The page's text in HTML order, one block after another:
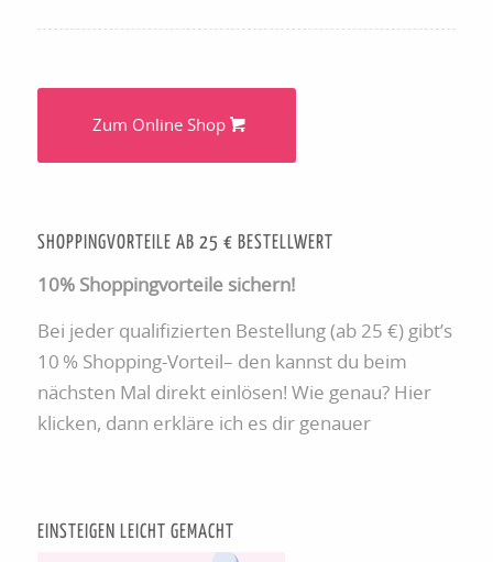
Zum Online Shop
SHOPPINGVORTEILE AB 25 € BESTELLWERT
10% Shoppingvorteile sichern!
Bei jeder qualifizierten Bestellung (ab 25 €) gibt’s
10 % Shopping-Vorteil– den kannst du beim
nächsten Mal direkt einlösen! Wie genau? Hier
klicken, dann erkläre ich es dir genauer
EINSTEIGEN LEICHT GEMACHT